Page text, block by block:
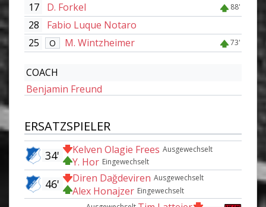
17
D. Forkel 88'
28
Fabio Luque Notaro
25
O M. Wintzheimer 73'
COACH
Benjamin Freund
ERSATZSPIELER
Ausgewechselt
Kelven Olagie Frees
Eingewechselt
Y. Hor
34'
Ausgewechselt
Diren Dağdeviren
Eingewechselt
Alex Honajzer
46'